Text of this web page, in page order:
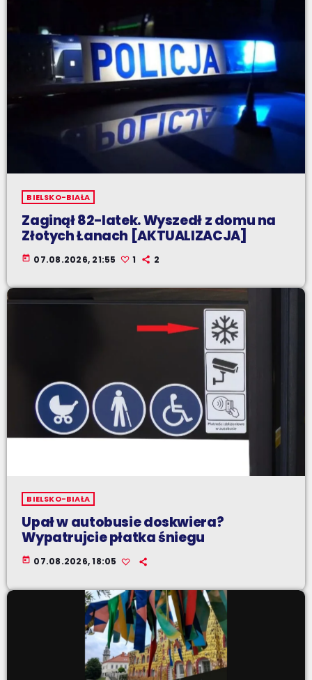
BIELSKO-BIAŁA
Zaginął 82-latek. Wyszedł z domu na
Złotych Łanach [AKTUALIZACJA]
today 07.08.2026, 21:55 1 2
BIELSKO-BIAŁA
Upał w autobusie doskwiera?
Wypatrujcie płatka śniegu
today 07.08.2026, 18:05